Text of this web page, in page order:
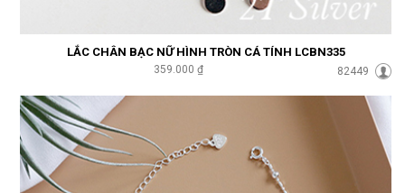
LẮC CHÂN BẠC NỮ HÌNH TRÒN CÁ TÍNH LCBN335
359.000 ₫ 82449